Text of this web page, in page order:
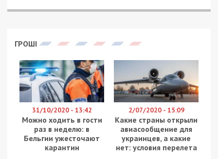
ГРОШІ
31/10/2020 - 13:42
Можно ходить в гости
раз в неделю: в
Бельгии ужесточают
карантин
2/07/2020 - 15:09
Какие страны открыли
авиасообщение для
украинцев, а какие
нет: условия перелета